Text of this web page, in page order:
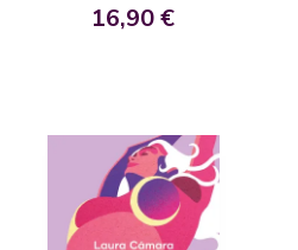
16,90 €